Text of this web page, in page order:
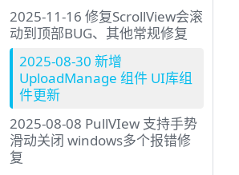
2025-11-16 修复ScrollView会滚
动到顶部BUG、其他常规修复
2025-08-30 新增
UploadManage 组件 UI库组
件更新
2025-08-08 PullVIew 支持手势
滑动关闭 windows多个报错修
复